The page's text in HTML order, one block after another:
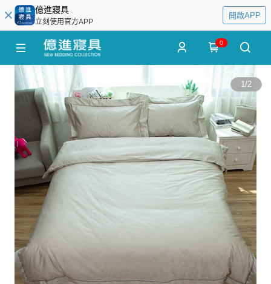
億進寢具
立刻使用官方APP
開啟APP
0
1/2